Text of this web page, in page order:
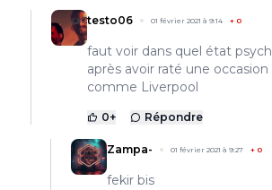
testo06 01 février 2021 à 9:14 + 0
faut voir dans quel état
après avoir raté une
comme Liverpool
0+ Répondre
Zampa- 01 février 2021 à 9:27 + 0
fekir bis